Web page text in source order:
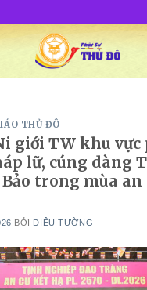
THỦ ĐÔ
giới TW khu vực
lữ, cúng dàng
trong mùa an
BỞI DIỆU TƯỜNG